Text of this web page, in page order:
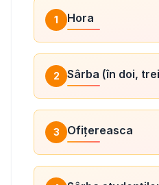
1 Hora
2 Sârba (în doi,
3 Ofițereasca